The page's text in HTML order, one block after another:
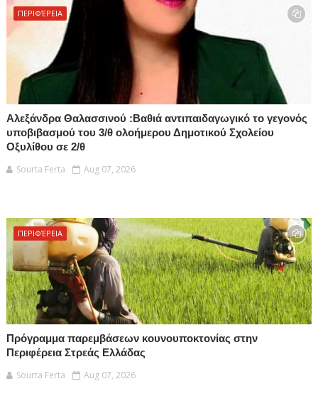
ΠΕΡΙΦΈΡΕΙΑ
Αλεξάνδρα Θαλασσινού :Βαθιά αντιπαιδαγωγικό το γεγονός
υποβιβασμού του 3/θ ολοήμερου Δημοτικού Σχολείου
Οξυλίθου σε 2/θ
Sourta Ferta
Aug 07, 2026
ΠΕΡΙΦΈΡΕΙΑ
Πρόγραμμα παρεμβάσεων κουνουποκτονίας στην
Περιφέρεια Στρεάς Ελλάδας
Sourta Ferta
Aug 07, 2026